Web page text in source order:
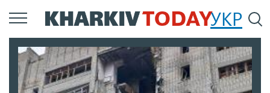
Перейти
к
содержанию
УКР